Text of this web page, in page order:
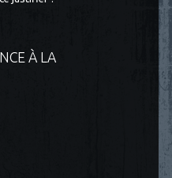
À LA